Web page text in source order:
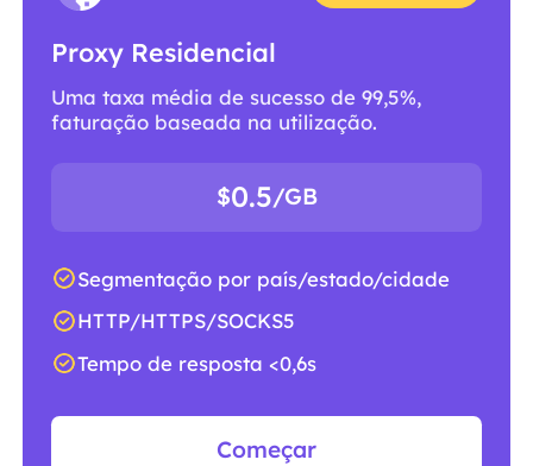
Proxy Residencial
Uma taxa média de sucesso de 99,5%,
faturação baseada na utilização.
$0.5/GB
Segmentação por país/estado/cidade
HTTP/HTTPS/SOCKS5
Tempo de resposta <0,6s
Começar